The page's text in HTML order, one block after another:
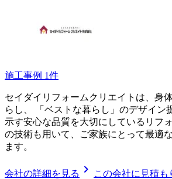
施工事例 1件
セイダイリフォームクリエイトは、身
らし、 「ベストな暮らし」のデザイン
示す安心な品質を大切にしているリフ
の技術も用いて、ご家族にとって最適
ます。
会社の詳細を見る chevron_right この会社に見積も